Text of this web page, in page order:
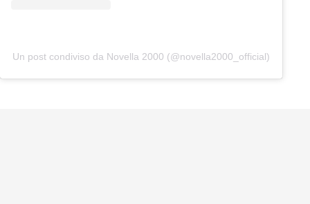
Un post condiviso da Novella 2000 (@novella2000_official)